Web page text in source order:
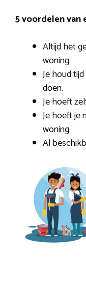
5 voordelen van
Altijd het
woning.
Je houd
doen.
Je hoeft
Je hoeft je
woning.
Al